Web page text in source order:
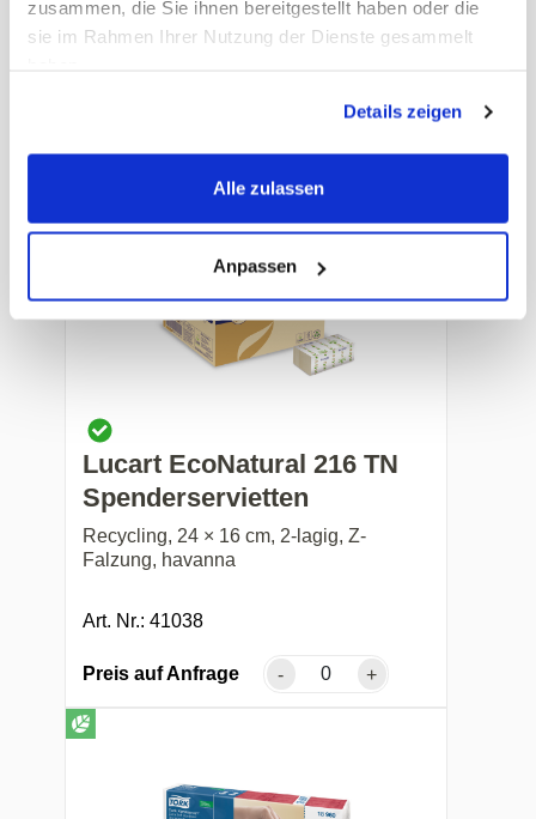
zusammen, die Sie ihnen bereitgestellt haben oder die
sie im Rahmen Ihrer Nutzung der Dienste gesammelt
Details zeigen
Alle zulassen
Anpassen
100% Zellstoff, 19 × 11 cm, 2-lagig, 1/2-
Falzung, weiss
Preis auf Anfrage - +
Lucart EcoNatural 216 TN
Spenderservietten
Recycling, 24 × 16 cm, 2-lagig, Z-
Falzung, havanna
Art. Nr.: 41038
Preis auf Anfrage - +